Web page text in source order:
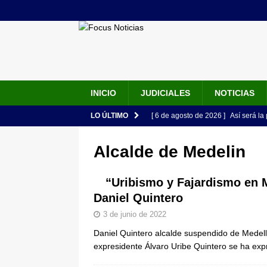
INICIO JUDICIALES NOTICIAS
LO ÚLTIMO [ 6 de agosto de 2026 ] Así será la
[ 6 de agosto de 2026 ] Pacto
una “desobediencia civil” desde
[ 6 de agosto de 2026 ]
Espriella: tradición, simbolismo y
ÚLTIMO
Alcalde de Medelin
“Uribismo y Fajardismo en
Daniel Quintero
3 de junio de 2022
Daniel Quintero alcalde suspendido de
expresidente Álvaro Uribe Quintero se ha